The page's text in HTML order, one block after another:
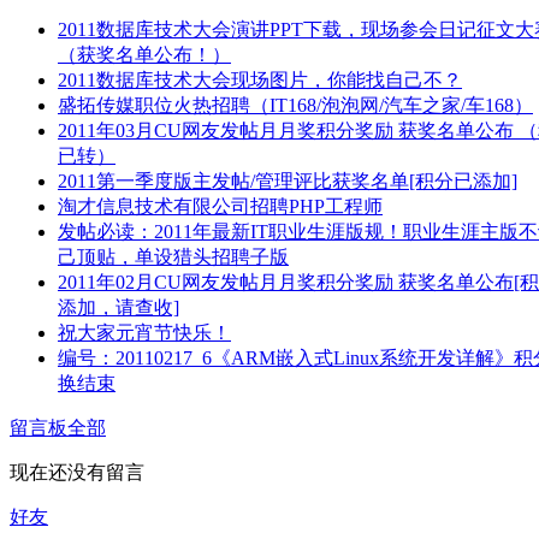
2011数据库技术大会演讲PPT下载，现场参会日记征文大
（获奖名单公布！）
2011数据库技术大会现场图片，你能找自己不？
盛拓传媒职位火热招聘（IT168/泡泡网/汽车之家/车168）
2011年03月CU网友发帖月月奖积分奖励 获奖名单公布
已转）
2011第一季度版主发帖/管理评比获奖名单[积分已添加]
淘才信息技术有限公司招聘PHP工程师
发帖必读：2011年最新IT职业生涯版规！职业生涯主版
己顶贴，单设猎头招聘子版
2011年02月CU网友发帖月月奖积分奖励 获奖名单公布[
添加，请查收]
祝大家元宵节快乐！
编号：20110217_6《ARM嵌入式Linux系统开发详解》积
换结束
留言板全部
现在还没有留言
好友